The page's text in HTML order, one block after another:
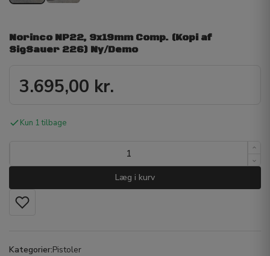
Norinco NP22, 9x19mm Comp. (Kopi af
SigSauer 226) Ny/Demo
3.695,00 kr.
Kun 1 tilbage
Læg i kurv
Kategorier:Pistoler